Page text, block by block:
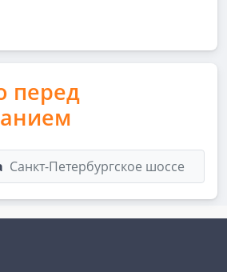
перед
Санкт-Петербургское шоссе